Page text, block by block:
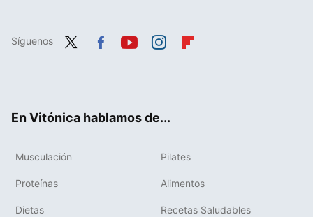
Síguenos
En Vitónica hablamos de...
Musculación Pilates
Proteínas Alimentos
Dietas Recetas Saludables